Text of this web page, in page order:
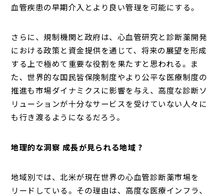
血管疾患の早期介入とより良い管理を可能にする。
さらに、規制機関と政府は、心血管研究と診断薬開発
における政策と資金提供を通じて、将来の展望を形成
する上で極めて重要な役割を果たすと思われる。ま
た、世界的な国民皆保険制度やより公平な医療制度の
推進も市場ダイナミクスに影響を与え、高度な診断ソ
リューションが十分なサービスを受けていない人々に
も行き渡るようになるだろう。
地理的な洞察 成長が見られる地域 ?
地域別では、北米が現在世界の心血管診断薬市場を
リードしている。その理由は、高度な医療インフラ、